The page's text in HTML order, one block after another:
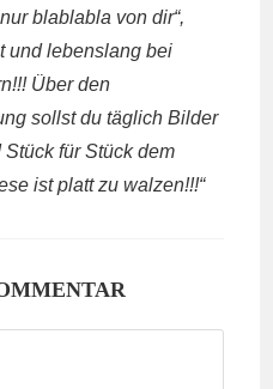
blablabla von dir“,
und lebenslang bei
Über den
sollst du täglich Bilder
für Stück dem
ist platt zu walzen!!!“